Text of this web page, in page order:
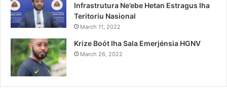
Infrastrutura Ne’ebe Hetan Estragus Iha
Teritoriu Nasional
March 11, 2022
Krize Boót Iha Sala Emerjénsia HGNV
March 26, 2022